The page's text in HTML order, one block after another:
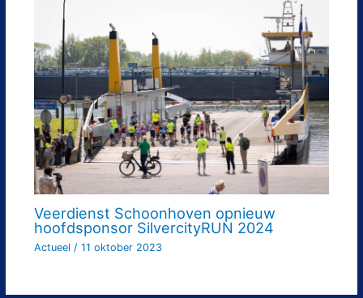
Veerdienst Schoonhoven opnieuw
hoofdsponsor SilvercityRUN 2024
Actueel / 11 oktober 2023